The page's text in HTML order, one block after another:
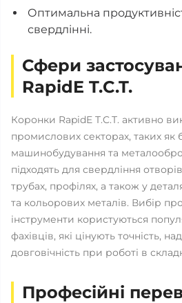
Оптимальна
свердлінні.
Сфери
RapidE T.C.T.
Коронки RapidE T.C.T. активно
промислових секторах, таких як
машинобудування та
підходять для свердління
трубах, профілях, а також у
та кольорових металів. Вибір
інструменти користуються
фахівців, які цінують точність,
довговічність при роботі в
Професійні